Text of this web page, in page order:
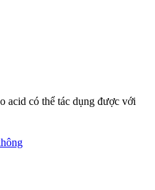
acid có thể tác dụng được với